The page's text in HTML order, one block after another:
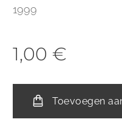
1999
1,00 €
Toevoegen